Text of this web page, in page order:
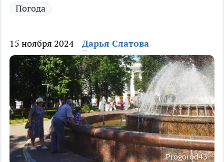
Погода
15 ноября 2024 Дарья Слатова
Progorod43